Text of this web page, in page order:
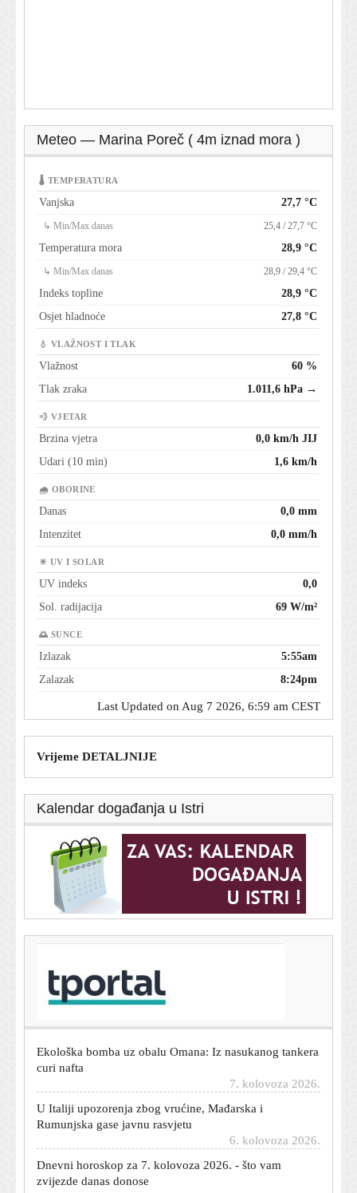
Meteo — Marina Poreč ( 4m iznad mora )
🌡 TEMPERATURA
Vanjska 27,7 °C
↳ Min/Max danas 25,4 / 27,7 °C
Temperatura mora 28,9 °C
↳ Min/Max danas 28,9 / 29,4 °C
Indeks topline
28,9 °C
Osjet hladnoće
27,8 °C
💧 VLAŽNOST I TLAK
Vlažnost
60 %
Tlak zraka
1.011,6 hPa →
💨 VJETAR
Brzina vjetra
0,0 km/h JIJ
Udari (10 min)
1,6 km/h
🌧 OBORINE
Danas
0,0 mm
Intenzitet
0,0 mm/h
☀ UV I SOLAR
UV indeks
0,0
Sol. radijacija
69 W/m²
🌅 SUNCE
Izlazak
5:55am
Zalazak
8:24pm
Last Updated on Aug 7 2026, 6:59 am CEST
Vrijeme DETALJNIJE
Kalendar događanja u Istri
'Gospić je naš dom' traži hitnu sanaciju, trajni nadzor
vode i tla te ostavke upletenih
curi nafta
U Italiji upozorenja zbog vrućine, Mađarska i
Rumunjska gase javnu rasvjetu
Dnevni horoskop za 7. kolovoza 2026. - što vam
zvijezde danas donose